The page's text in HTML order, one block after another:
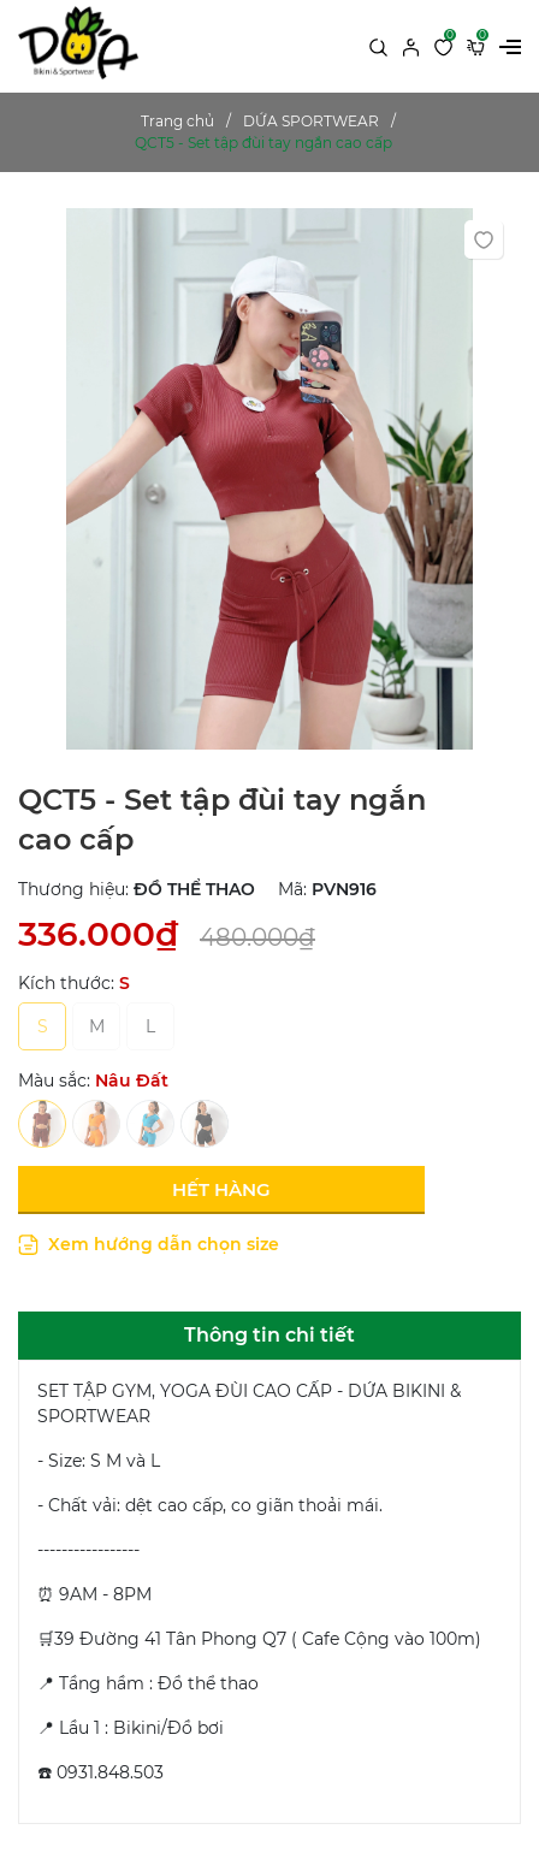
0 0
Trang chủ
DỨA SPORTWEAR
QCT5 - Set tập đùi tay ngắn cao cấp
QCT5 - Set tập đùi tay ngắn
cao cấp
Thương hiệu: ĐỒ THỂ THAO Mã: PVN916
336.000₫ 480.000₫
Kích thước: S
S
M L
Màu sắc: Nâu Đất
HẾT HÀNG
Xem hướng dẫn chọn size
Thông tin chi tiết
SET TẬP GYM, YOGA ĐÙI CAO CẤP - DỨA BIKINI &
SPORTWEAR
- Size: S M và L
- Chất vải: dệt cao cấp, co giãn thoải mái.
-----------------
⏰ 9AM - 8PM
🛒39 Đường 41 Tân Phong Q7 ( Cafe Cộng vào 100m)
📍 Tầng hầm : Đồ thể thao
📍 Lầu 1 : Bikini/Đồ bơi
☎️ 0931.848.503